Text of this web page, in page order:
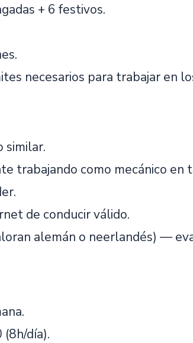
+ 6 festivos.
necesarios para trabajar en
similar.
trabajando como mecánico en
de conducir válido.
alemán o neerlandés) —
día).